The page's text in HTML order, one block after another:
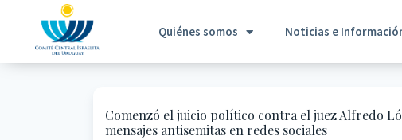
Quiénes somos Noticias e
Comenzó el juicio político contra el juez Alfredo
mensajes antisemitas en redes sociales